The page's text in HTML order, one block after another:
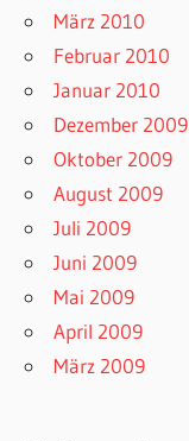
März 2010
Februar 2010
Januar 2010
Dezember 2009
Oktober 2009
August 2009
Juli 2009
Juni 2009
Mai 2009
April 2009
März 2009